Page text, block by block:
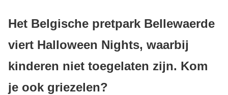
Het Belgische pretpark Bellewaerde
viert Halloween Nights, waarbij
kinderen niet toegelaten zijn. Kom
je ook griezelen?